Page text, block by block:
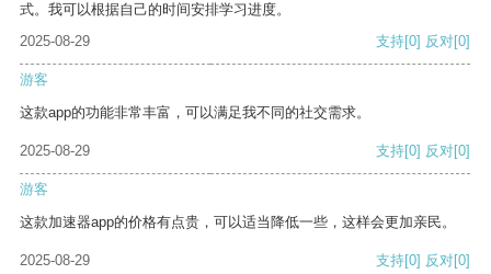
式。我可以根据自己的时间安排学习进度。
2025-08-29
支持[0] 反对[0]
游客
这款app的功能非常丰富，可以满足我不同的社交需求。
2025-08-29 支持[0] 反对[0]
游客
这款加速器app的价格有点贵，可以适当降低一些，这样会更加亲民。
2025-08-29 支持[0] 反对[0]